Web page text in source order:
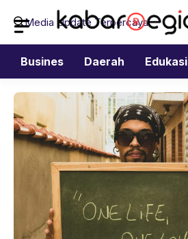
isi
Media Update Terpercaya
Busines Daerah Edukasi